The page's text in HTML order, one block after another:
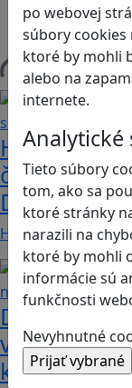
po webovej
súbory cookies
ktoré by mohli
alebo na
internete.
Analytické
Tieto súbory
tom, ako sa
ktoré stránky
narazili na
ktoré by mohli
informácie sú
funkčnosti
Nevyhnutné
Herná
Stolové,
Načítam blogy
Heritage
časov, keď
Dunaj
Heritage Quest
videohre?
kamarátok